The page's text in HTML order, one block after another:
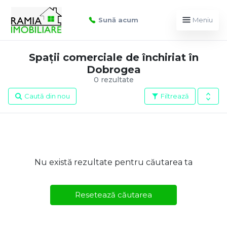
Sună acum Meniu
0 rezultate
Spații comerciale de închiriat în
Dobrogea
Filtrează
Caută din nou
Nu există rezultate pentru căutarea ta
Resetează căutarea